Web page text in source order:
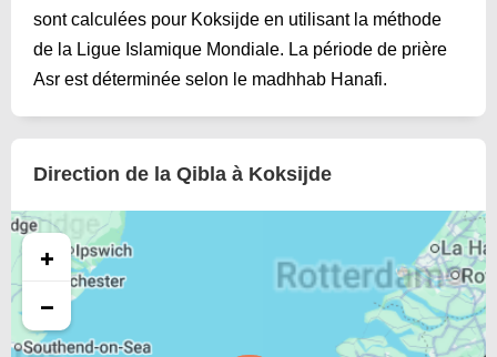
sont calculées pour Koksijde en utilisant la méthode
de la Ligue Islamique Mondiale. La période de prière
Asr est déterminée selon le madhhab Hanafi.
Direction de la Qibla à Koksijde
+
−